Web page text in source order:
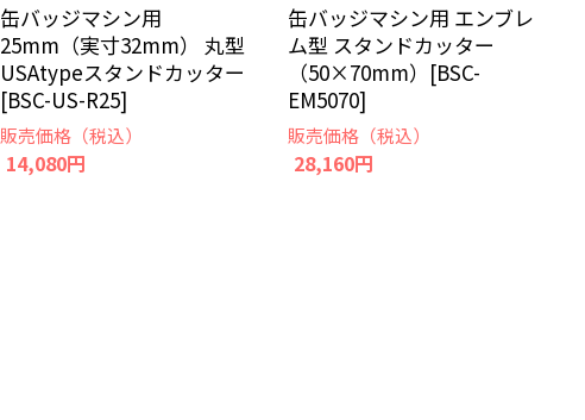
缶バッジマシン用
25mm（実寸32mm） 丸型
USAtypeスタンドカッター
[BSC-US-R25]
販売価格（税込）
14,080円
缶バッジマシン用 エンブレ
ム型 スタンドカッター
（50×70mm）[BSC-
EM5070]
販売価格（税込）
28,160円